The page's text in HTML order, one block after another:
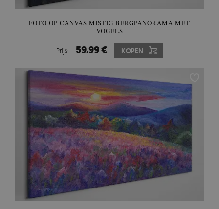
FOTO OP CANVAS MISTIG BERGPANORAMA MET
VOGELS
Prijs: 59.99 € KOPEN